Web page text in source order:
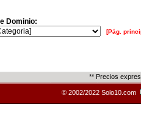
Dominio:
[Pág.
** Precios
© 2002/2022 Solo10.com